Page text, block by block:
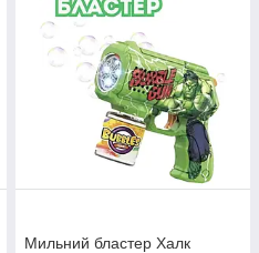
Мильний бластер Халк